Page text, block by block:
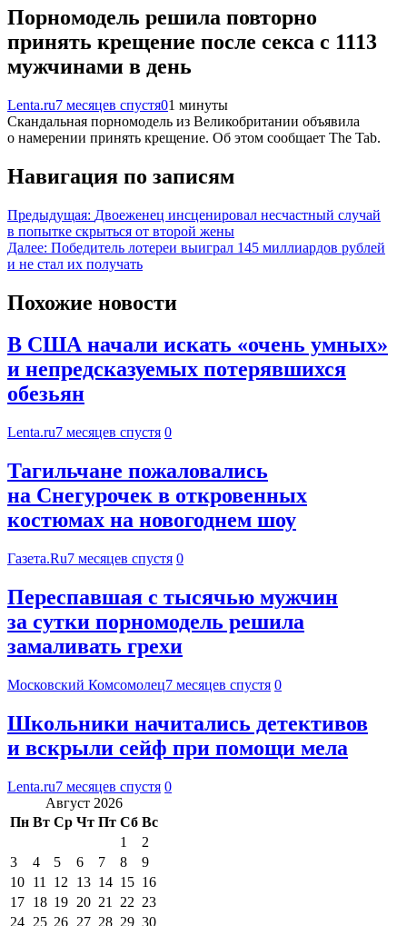
Порномодель решила повторно
принять крещение после секса с 1113
мужчинами в день
Lenta.ru7 месяцев спустя01 минуты
Скандальная порномодель из Великобритании объявила
о намерении принять крещение. Об этом сообщает The Tab.
Навигация по записям
Предыдущая: Двоеженец инсценировал несчастный случай
в попытке скрыться от второй жены
Далее: Победитель лотереи выиграл 145 миллиардов рублей
и не стал их получать
Похожие новости
В США начали искать «очень умных»
и непредсказуемых потерявшихся
обезьян
Lenta.ru7 месяцев спустя 0
Тагильчане пожаловались
на Снегурочек в откровенных
костюмах на новогоднем шоу
Газета.Ru7 месяцев спустя 0
Переспавшая с тысячью мужчин
за сутки порномодель решила
замаливать грехи
Московский Комсомолец7 месяцев спустя 0
Школьники начитались детективов
и вскрыли сейф при помощи мела
Lenta.ru7 месяцев спустя 0
Август 2026
Пн Вт Ср Чт Пт Сб Вс
1
2
3
4 5 6 7 8
9
10 11 12 13 14 15 16
17 18 19 20 21 22 23
24 25 26 27 28 29 30